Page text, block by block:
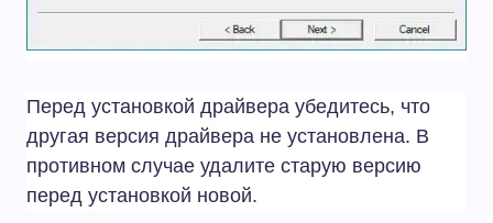
Перед установкой драйвера убедитесь, что
другая версия драйвера не установлена. В
противном случае удалите старую версию
перед установкой новой.